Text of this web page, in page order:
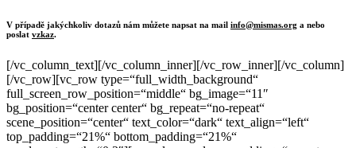
V případě jakýchkoliv dotazů nám můžete napsat na mail info@mismas.org a nebo
poslat vzkaz.
[/vc_column_text][/vc_column_inner][/vc_row_inner][/vc_column]
[/vc_row][vc_row type=“full_width_background“
full_screen_row_position=“middle“ bg_image=“11″
bg_position=“center center“ bg_repeat=“no-repeat“
scene_position=“center“ text_color=“dark“ text_align=“left“
top_padding=“21%“ bottom_padding=“21%“